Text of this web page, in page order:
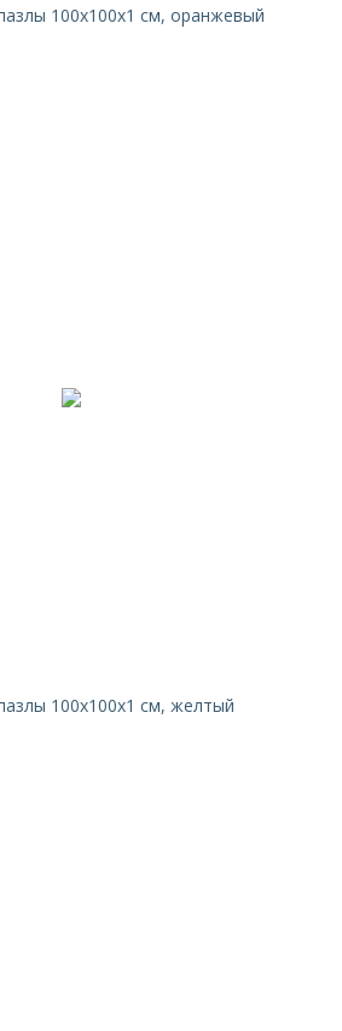
100х100x1 см, оранжевый
100х100x1 см, желтый